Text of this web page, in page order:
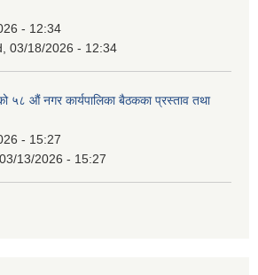
- 12:34
03/18/2026 - 12:34
५८ औं नगर कार्यपालिका बैठकका प्रस्ताव तथा
- 15:27
13/2026 - 15:27